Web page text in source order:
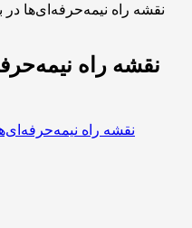
نقشه راه نیمه‌حرفه‌ای‌ها
نقشه راه